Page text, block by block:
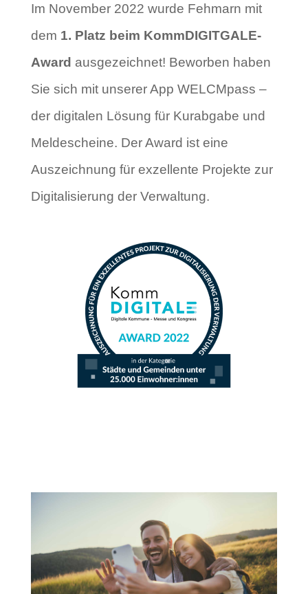
Im November 2022 wurde Fehmarn mit
dem 1. Platz beim KommDIGITGALE-
Award ausgezeichnet! Beworben haben
Sie sich mit unserer App WELCMpass –
der digitalen Lösung für Kurabgabe und
Meldescheine. Der Award ist eine
Auszeichnung für exzellente Projekte zur
Digitalisierung der Verwaltung.